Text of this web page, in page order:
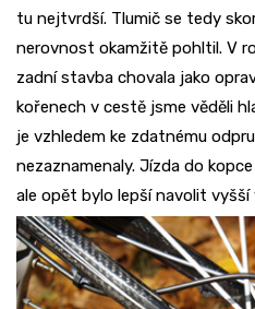
tu nejtvrdší. Tlumič se tedy
nerovnost okamžitě pohltil. V
zadní stavba chovala jako
kořenech v cestě jsme věděli
je vzhledem ke zdatnému
nezaznamenaly. Jízda do
ale opět bylo lepšínavolit vyšší